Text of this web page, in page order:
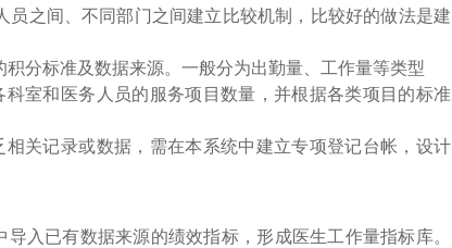
员之间、不同部门之间建立比较机制，比较好的做法是建
分标准及数据来源。一般分为出勤量、工作量等类型
科室和医务人员的服务项目数量，并根据各类项目的标准
相关记录或数据，需在本系统中建立专项登记台帐，设计
入已有数据来源的绩效指标，形成医生工作量指标库。